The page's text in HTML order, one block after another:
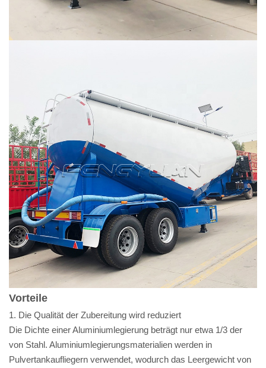
Vorteile
1. Die Qualität der Zubereitung wird reduziert
Die Dichte einer Aluminiumlegierung beträgt nur etwa 1/3 der
von Stahl. Aluminiumlegierungsmaterialien werden in
Pulvertankaufliegern verwendet, wodurch das Leergewicht von